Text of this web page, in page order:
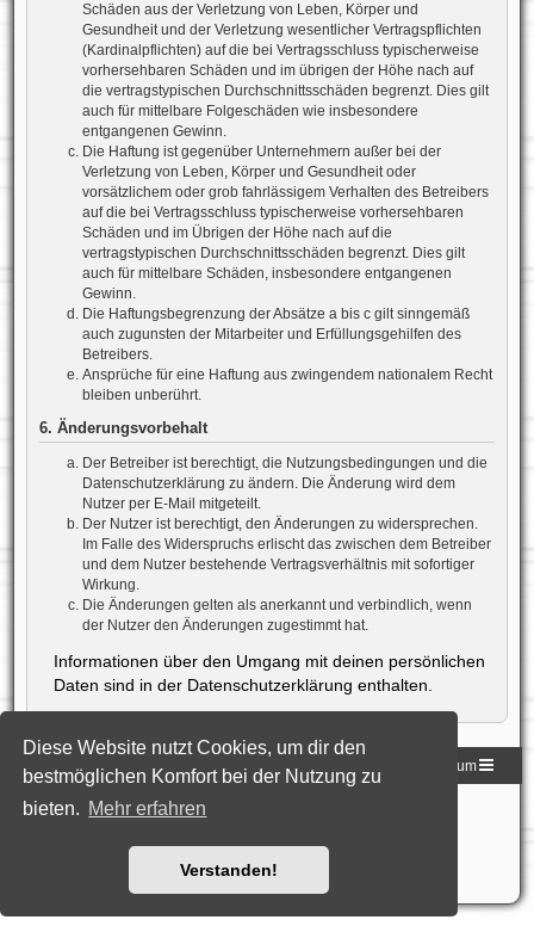
Diese Website nutzt Cookies, um dir den
bestmöglichen Komfort bei der Nutzung zu
bieten. Mehr erfahren
Verstanden!
Schäden aus der Verletzung von Leben, Körper und
Gesundheit und der Verletzung wesentlicher Vertragspflichten
(Kardinalpflichten) auf die bei Vertragsschluss typischerweise
vorhersehbaren Schäden und im übrigen der Höhe nach auf
die vertragstypischen Durchschnittsschäden begrenzt. Dies gilt
auch für mittelbare Folgeschäden wie insbesondere
entgangenen Gewinn.
Die Haftung ist gegenüber Unternehmern außer bei der
Verletzung von Leben, Körper und Gesundheit oder
vorsätzlichem oder grob fahrlässigem Verhalten des Betreibers
auf die bei Vertragsschluss typischerweise vorhersehbaren
Schäden und im Übrigen der Höhe nach auf die
vertragstypischen Durchschnittsschäden begrenzt. Dies gilt
auch für mittelbare Schäden, insbesondere entgangenen
Gewinn.
Die Haftungsbegrenzung der Absätze a bis c gilt sinngemäß
auch zugunsten der Mitarbeiter und Erfüllungsgehilfen des
Betreibers.
Ansprüche für eine Haftung aus zwingendem nationalem Recht
bleiben unberührt.
6. Änderungsvorbehalt
Der Betreiber ist berechtigt, die Nutzungsbedingungen und die
Datenschutzerklärung zu ändern. Die Änderung wird dem
Nutzer per E-Mail mitgeteilt.
Der Nutzer ist berechtigt, den Änderungen zu widersprechen.
Im Falle des Widerspruchs erlischt das zwischen dem Betreiber
und dem Nutzer bestehende Vertragsverhältnis mit sofortiger
Wirkung.
Die Änderungen gelten als anerkannt und verbindlich, wenn
der Nutzer den Änderungen zugestimmt hat.
Informationen über den Umgang mit deinen persönlichen
Daten sind in der Datenschutzerklärung enthalten.
Homepage der DLG Foren-Übersicht Impressum
Powered byphpBB® Forum Software © phpBB Limited
Style: Black-Silver-Split by Joyce&LunaphpBB-Style-Design
Nutzungsbedingungen